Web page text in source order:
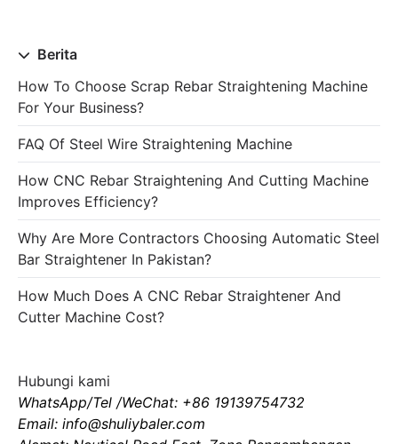
Berita
How To Choose Scrap Rebar Straightening Machine
For Your Business?
FAQ Of Steel Wire Straightening Machine
How CNC Rebar Straightening And Cutting Machine
Improves Efficiency?
Why Are More Contractors Choosing Automatic Steel
Bar Straightener In Pakistan?
How Much Does A CNC Rebar Straightener And
Cutter Machine Cost?
Hubungi kami
WhatsApp/Tel /WeChat: +86 19139754732
Email: info@shuliybaler.com